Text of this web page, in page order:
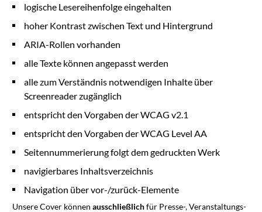
logische Lesereihenfolge eingehalten
hoher Kontrast zwischen Text und Hintergrund
ARIA-Rollen vorhanden
alle Texte können angepasst werden
alle zum Verständnis notwendigen Inhalte über
Screenreader zugänglich
entspricht den Vorgaben der WCAG v2.1
entspricht den Vorgaben der WCAG Level AA
Seitennummerierung folgt dem gedruckten Werk
navigierbares Inhaltsverzeichnis
Navigation über vor-/zurück-Elemente
Unsere Cover können ausschließlichfür Presse-, Veranstaltungs-